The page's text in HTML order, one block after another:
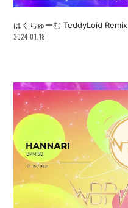
はくちゅーむ TeddyLoid Remix
2024.01.18